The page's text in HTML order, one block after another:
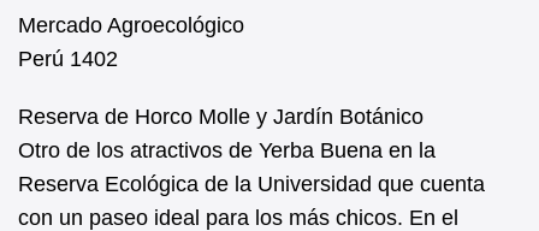
Mercado Agroecológico
Perú 1402
Reserva de Horco Molle y Jardín Botánico
Otro de los atractivos de Yerba Buena en la
Reserva Ecológica de la Universidad que cuenta
con un paseo ideal para los más chicos. En el